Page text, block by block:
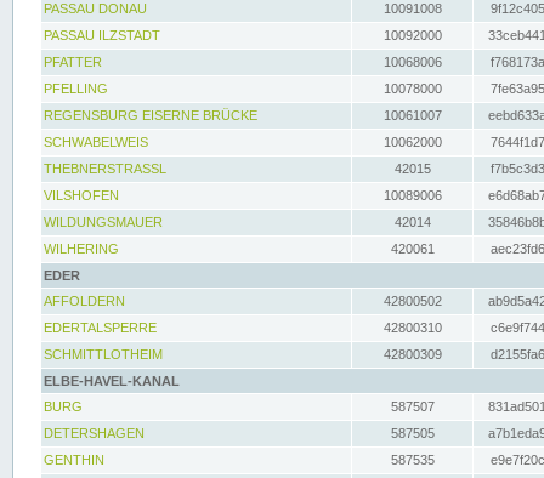
PASSAU DONAU
10091008
PASSAU ILZSTADT
10092000
PFATTER
10068006
PFELLING
10078000
REGENSBURG EISERNE BRÜCKE
10061007
SCHWABELWEIS
10062000
THEBNERSTRASSL
42015
VILSHOFEN
10089006
WILDUNGSMAUER
42014
WILHERING
420061
EDER
AFFOLDERN
42800502
EDERTALSPERRE
42800310
SCHMITTLOTHEIM
42800309
ELBE-HAVEL-KANAL
BURG
587507
DETERSHAGEN
587505
GENTHIN
587535